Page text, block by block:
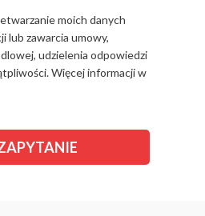
moich danych
lub zawarcia umowy,
udzielenia odpowiedzi
Więcej informacji w